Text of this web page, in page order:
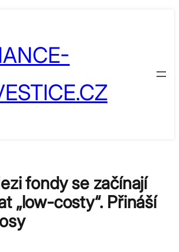
fondy se začínají
„low-costy“. Přináší